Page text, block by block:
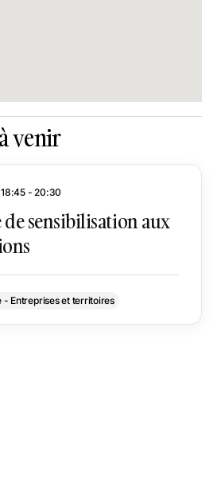
venir
- 20:30
sensibilisation aux
- Entreprises et territoires